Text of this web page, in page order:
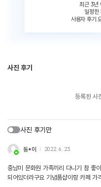
최근 3년
일정한
사용자 후기
사진 후기
등록된 사
사진 후기만
동*이 2022. 6. 23.
중남미 문화원 가족끼리 다니기 참 좋
되어있더라구요 기념품샵이랑 카페 가